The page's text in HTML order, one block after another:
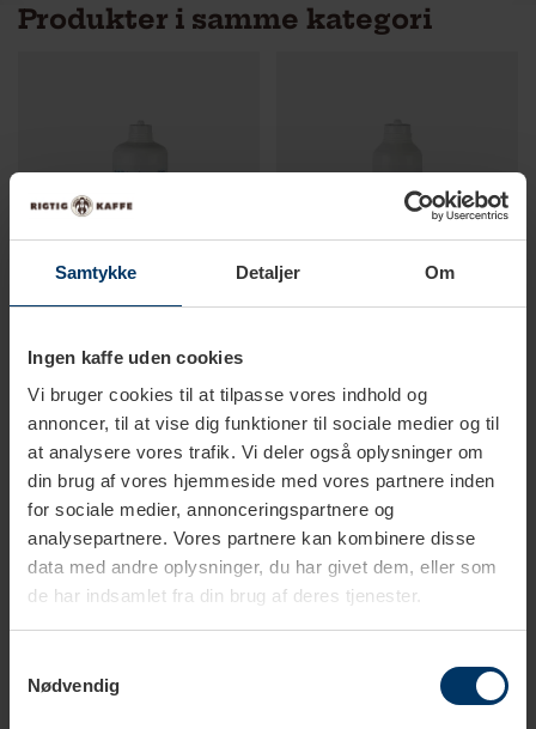
Samtykke Detaljer Om
Ingen kaffe uden cookies
Vi bruger cookies til at tilpasse vores indhold og
annoncer, til at vise dig funktioner til sociale medier og til
at analysere vores trafik. Vi deler også oplysninger om
din brug af vores hjemmeside med vores partnere inden
for sociale medier, annonceringspartnere og
analysepartnere. Vores partnere kan kombinere disse
data med andre oplysninger, du har givet dem, eller som
de har indsamlet fra din brug af deres tjenester.
Nødvendig
Produkter i samme kategori
1-2 hverdage
BWT Bestmax Vandfilter 2XL
2.159,00 DKK2.999,00 DKK
2-4 hverdage
BWT Bestmax Vandfilter L
1.198,00 DKK